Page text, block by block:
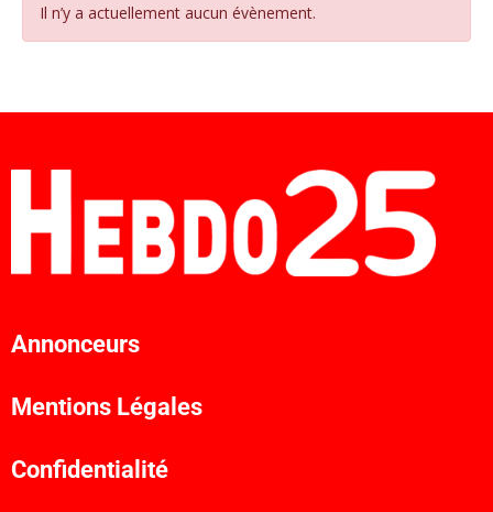
Il n’y a actuellement aucun évènement.
Annonceurs
Mentions Légales
Confidentialité